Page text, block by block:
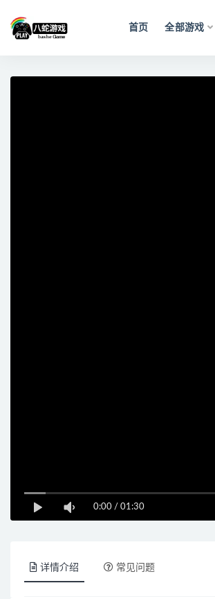
首页 全部游戏
0:00 / 01:30
详情介绍 常见问题